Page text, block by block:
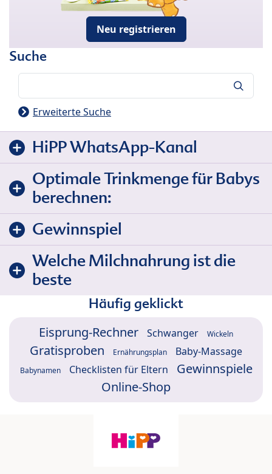
Neu registrieren
Suche
Erweiterte Suche
HiPP WhatsApp-Kanal
Optimale Trinkmenge für Babys
berechnen:
Gewinnspiel
Welche Milchnahrung ist die
beste
Häufig geklickt
Eisprung-Rechner Schwanger Wickeln
Gratisproben Ernährungsplan Baby-Massage
Babynamen Checklisten für Eltern
Gewinnspiele
Online-Shop